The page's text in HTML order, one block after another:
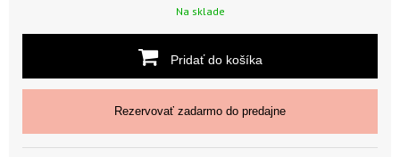
Na sklade
Pridať do košíka
Rezervovať zadarmo do predajne